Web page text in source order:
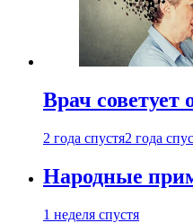
Врач советует
2 года спустя2 года
Народные
1 неделя спустя